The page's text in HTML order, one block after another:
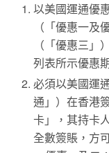
以美國運通優
（「優惠一
（「優惠三
列表所示優惠
必須以美國運
通」）在香港
卡」，其持卡
全數簽賬，方